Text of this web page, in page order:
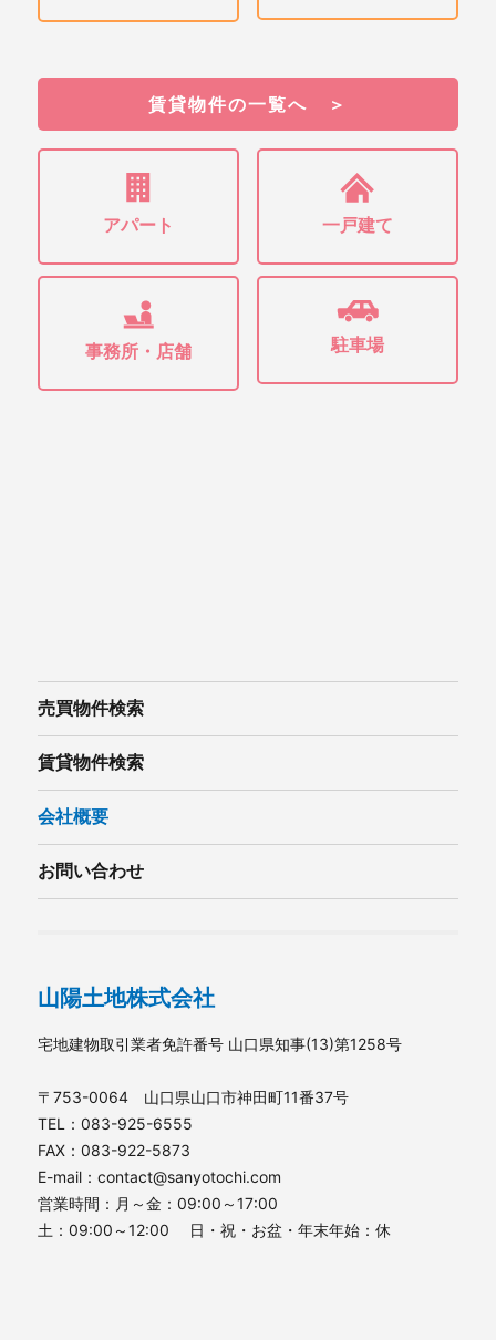
賃貸物件の一覧へ ＞
アパート 一戸建て
事務所・店舗 駐車場
売買物件検索
賃貸物件検索
会社概要
お問い合わせ
山陽土地株式会社
宅地建物取引業者免許番号 山口県知事(13)第1258号
〒753-0064 山口県山口市神田町11番37号
TEL：083-925-6555
FAX：083-922-5873
E-mail：contact@sanyotochi.com
営業時間：月～金：09:00～17:00
土：09:00～12:00 日・祝・お盆・年末年始：休